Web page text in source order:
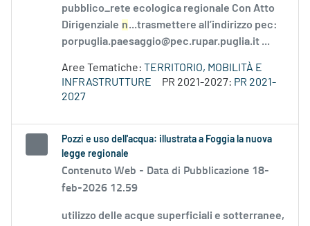
pubblico_rete ecologica regionale Con Atto
Dirigenziale n...trasmettere all’indirizzo pec:
porpuglia.paesaggio@pec.rupar.puglia.it ...
Aree Tematiche: TERRITORIO, MOBILITÀ E
INFRASTRUTTURE
PR 2021-2027: PR 2021-
2027
Pozzi e uso dell'acqua: illustrata a Foggia la nuova
legge regionale
Contenuto Web - Data di Pubblicazione 18-
feb-2026 12.59
utilizzo delle acque superficiali e sotterranee,